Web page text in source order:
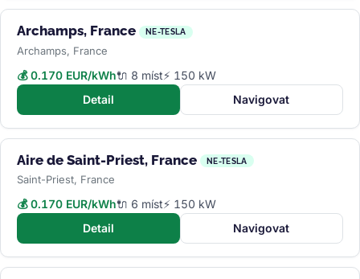
Archamps, France NE-TESLA
Archamps, France
💰 0.170 EUR/kWh🔌 8 míst⚡ 150 kW
Detail
Navigovat
Aire de Saint-Priest, France NE-TESLA
Saint-Priest, France
💰 0.170 EUR/kWh🔌 6 míst⚡ 150 kW
Detail
Navigovat